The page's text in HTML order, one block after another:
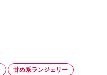
甘め系ランジェリー